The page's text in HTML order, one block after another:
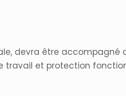
devra être accompagné
travail et protection